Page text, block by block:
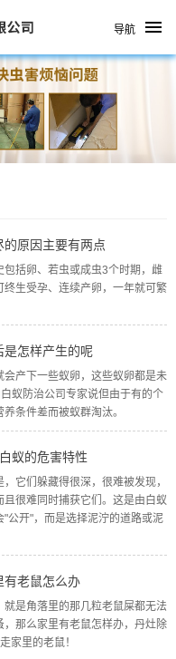
导航
原因主要有两点
括卵、若虫或成虫3个时期，雌
生受孕、连续产卵，一年就可繁
怎样产生的呢
产下一些蚁卵，这些蚁卵都是未
蚁防治公司专家说但由于有的个
条件差而被蚁群淘汰。
蚁的危害特性
它们躲藏得很深，很难被发现，
很难同时捕获它们。这是由白蚁
公开"，而是选择泥泞的道路或泥
有老鼠怎么办
是角落里的那几粒老鼠屎都无法
那么家里有老鼠怎样办，丹灶除
家里的老鼠！